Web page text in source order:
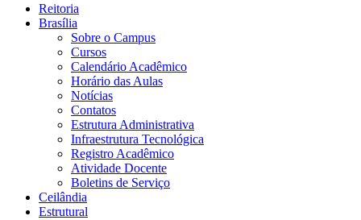
Reitoria
Brasília
Sobre o Campus
Cursos
Calendário Acadêmico
Horário das Aulas
Notícias
Contatos
Estrutura Administrativa
Infraestrutura Tecnológica
Registro Acadêmico
Atividade Docente
Boletins de Serviço
Ceilândia
Estrutural